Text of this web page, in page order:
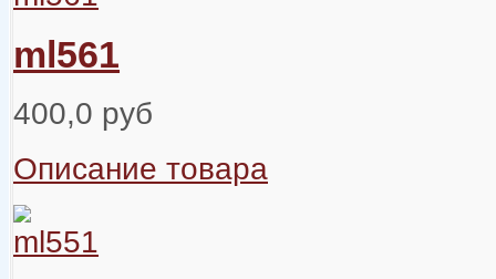
ml561
400,0 руб
Описание товара